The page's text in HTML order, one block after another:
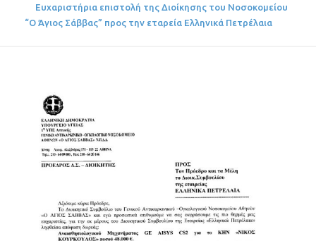
Ευχαριστήρια επιστολή της Διοίκησης του Νοσοκομείου
“Ο Άγιος Σάββας” προς την εταρεία Ελληνικά Πετρέλαια